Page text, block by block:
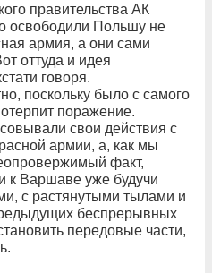
правительства АК
освободили Польшу не
армия, а они сами
оттуда и идея
говоря.
поскольку было с самого
поражение.
свои действия с
армии, а, как мы
факт,
к Варшаве уже будучи
с растянутыми тылами и
беспрерывных
передовые части,